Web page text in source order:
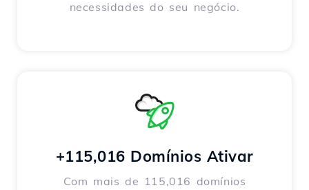
necessidades do seu negócio.
+115,016 Domínios Ativar
Com mais de 115,016 domínios